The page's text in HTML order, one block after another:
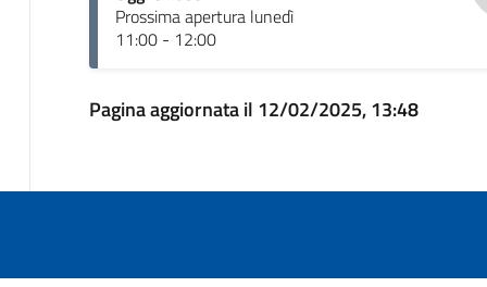
Prossima apertura lunedì
11:00 - 12:00
Pagina aggiornata il 12/02/2025, 13:48